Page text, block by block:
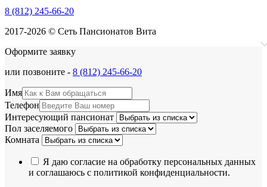
8 (812) 245-66-20
2017-2026 © Сеть Пансионатов Вита
Оформите заявку
или позвоните - 8 (812) 245-66-20
Имя
Телефон
Интересующий пансионат
Пол заселяемого
Комната
Я даю согласие на обработку персональных данных
и соглашаюсь с политикой конфиденциальности.